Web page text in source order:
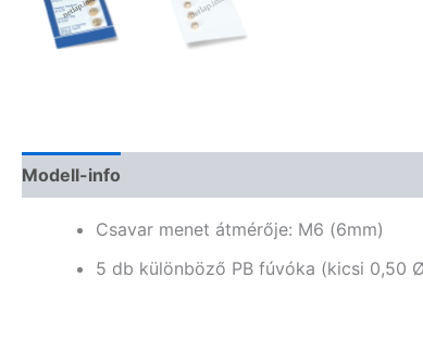
Modell-info
Csavar menet átmérője: M6 (6mm)
5 db különböző PB fúvóka (kicsi 0,50